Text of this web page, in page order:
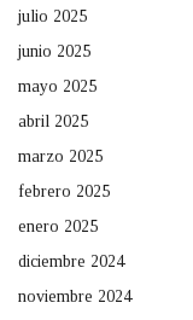
julio 2025
junio 2025
mayo 2025
abril 2025
marzo 2025
febrero 2025
enero 2025
diciembre 2024
noviembre 2024